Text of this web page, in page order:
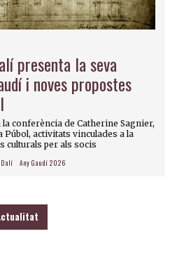
presenta la seva
i noves propostes
conferència de Catherine Sagnier,
Púbol, activitats vinculades a la
culturals per als socis
Dalí Any Gaudí 2026